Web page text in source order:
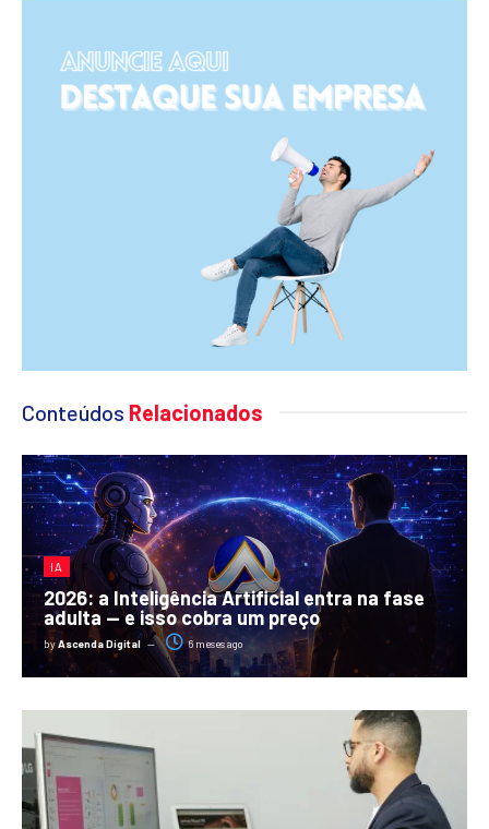
Conteúdos Relacionados
IA
2026: a Inteligência Artificial entra na fase
adulta — e isso cobra um preço
byAscenda Digital 6 meses ago